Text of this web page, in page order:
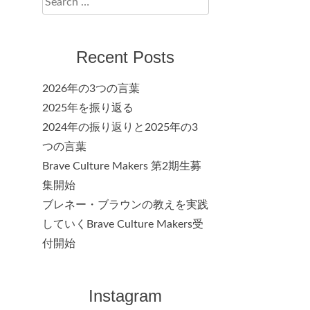
for:
Recent Posts
2026年の3つの言葉
2025年を振り返る
2024年の振り返りと2025年の3
つの言葉
Brave Culture Makers 第2期生募
集開始
ブレネー・ブラウンの教えを実践
していくBrave Culture Makers受
付開始
Instagram